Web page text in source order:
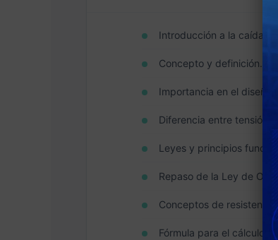
Introducción a la caída
Concepto y definición.
Importancia en el diseño
Diferencia entre tensión
Leyes y principios
Repaso de la Ley de Ohm.
Conceptos de
Fórmula para el cálculo